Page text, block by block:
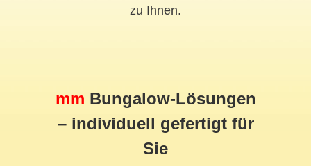
zu Ihnen.
mm Bungalow-Lösungen
– individuell gefertigt für
Sie